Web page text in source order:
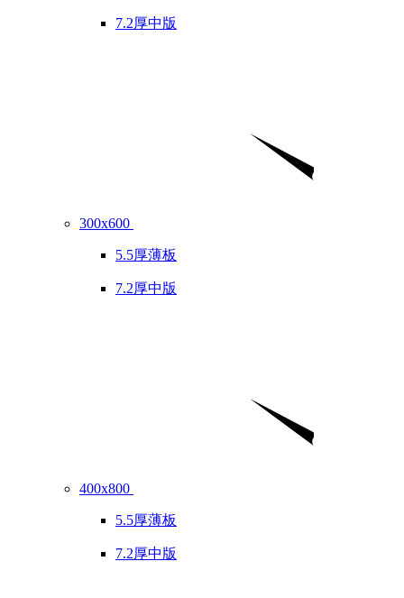
7.2厚中版
300x600
5.5厚薄板
7.2厚中版
400x800
5.5厚薄板
7.2厚中版